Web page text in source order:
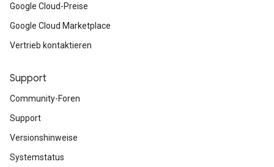
Google Cloud-Preise
Google Cloud Marketplace
Vertrieb kontaktieren
Support
Community-Foren
Support
Versionshinweise
Systemstatus